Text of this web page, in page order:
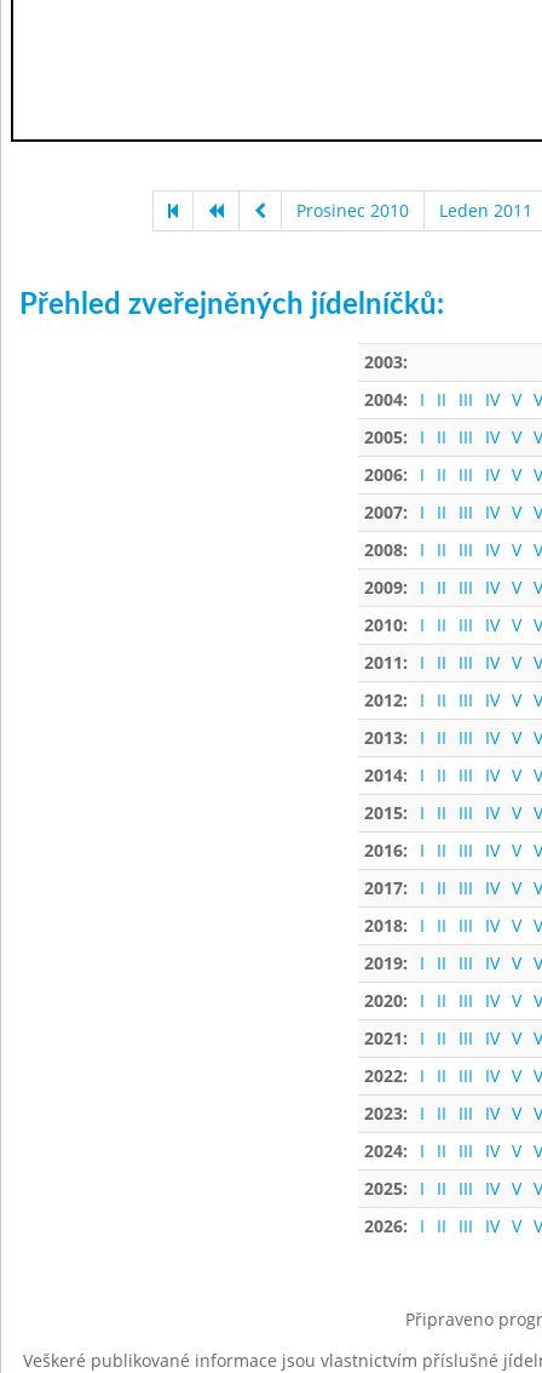
Prosinec 2010 Leden 2011
Přehled zveřejněných jídelníčků:
2003:
2004:
I II III IV V
2005:
I II III IV V
2006:
I II III IV V
2007:
I II III IV V
2008:
I II III IV V
2009:
I II III IV V
2010:
I II III IV V
2011:
I II III IV V
2012:
I II III IV V
2013:
I II III IV V
2014:
I II III IV V
2015:
I II III IV V
2016:
I II III IV V
2017:
I II III IV V
2018:
I II III IV V
2019:
I II III IV V
2020:
I II III IV V
2021:
I II III IV V
2022:
I II III IV V
2023:
I II III IV V
2024:
I II III IV V
2025:
I II III IV V
2026:
I II III IV V
Připraveno
Veškeré publikované informace jsou vlastnictvím příslušné